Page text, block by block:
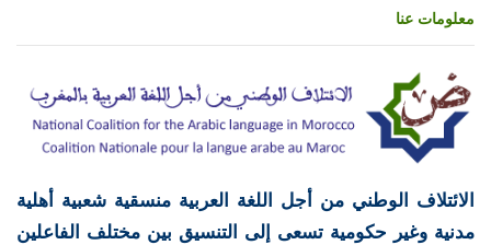
معلومات عنا
الائتلاف الوطني من أجل اللغة العربية منسقية شعبية أهلية
مدنية وغير حكومية تسعى إلى التنسيق بين مختلف الفاعلين